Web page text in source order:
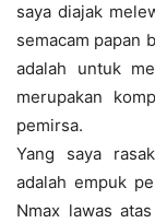
saya diajak
semacam papan
adalah untuk
merupakan
pemirsa.
Yang saya
adalah empuk
Nmax lawas